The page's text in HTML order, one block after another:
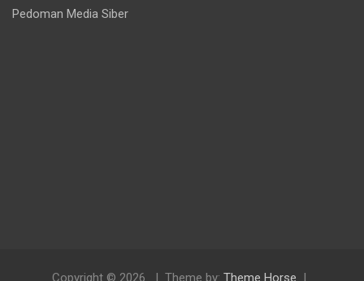
Pedoman Media Siber
Copyright © 2026 Theme by: Theme Horse